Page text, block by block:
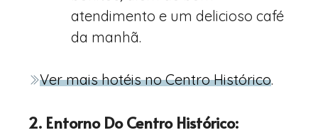
atendimento e um delicioso café
da manhã.
Ver mais hotéis no Centro Histórico.
2. Entorno Do Centro Histórico: